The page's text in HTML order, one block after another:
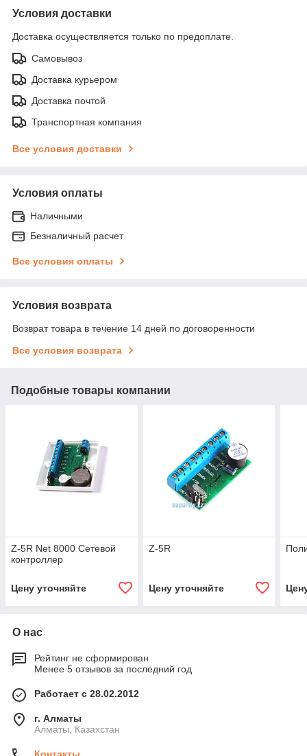
Условия доставки
Доставка осуществляется только по предоплате.
Самовывоз
Доставка курьером
Доставка почтой
Транспортная компания
Все условия доставки
Условия оплаты
Наличными
Безналичный расчет
Все условия оплаты
Условия возврата
Возврат товара в течение 14 дней по договоренности
Все условия возврата
Подобные товары компании
Z-5R Net 8000 Сетевой
контроллер
Цену уточняйте
Z-5R
Цену уточняйте
О нас
Рейтинг не сформирован
Менее 5 отзывов за последний год
Работает с 28.02.2012
г. Алматы
Алматы, Казахстан